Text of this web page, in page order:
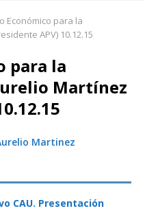
especiales regulación
Presentación AEAT
Económico para la
APV) 10.12.15
para la
Martínez
Martinez
CAU. Presentación